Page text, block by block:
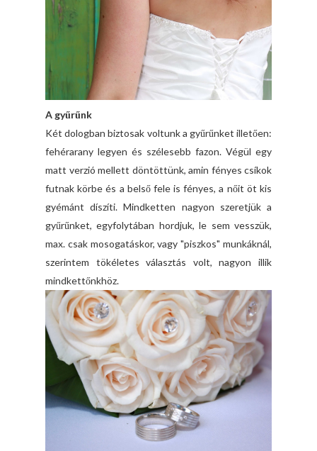
A gyűrűnk
Két dologban biztosak voltunk a gyűrűnket illetően:
fehérarany legyen és szélesebb fazon. Végül egy
matt verzió mellett döntöttünk, amin fényes csíkok
futnak körbe és a belső fele is fényes, a nőit öt kis
gyémánt díszíti. Mindketten nagyon szeretjük a
gyűrűnket, egyfolytában hordjuk, le sem vesszük,
max. csak mosogatáskor, vagy "piszkos" munkáknál,
szerintem tökéletes választás volt, nagyon illik
mindkettőnkhöz.